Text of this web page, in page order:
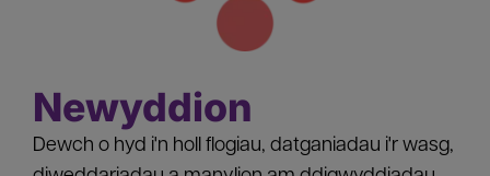
Newyddion
Dewch o hyd i'n holl flogiau, datganiadau i'r wasg,